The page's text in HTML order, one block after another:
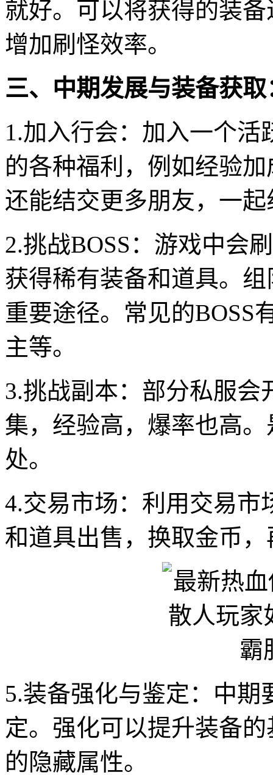
就好。可以将获得的装
增加刷怪效率。
三、中期发展与装备获取
1.加入行会：加入一个
的各种福利，例如经验
还能结交更多朋友，一
2.挑战BOSS：游戏中会
获得稀有装备和道具。
重要途径。常见的BOSS
主等。
3.挑战副本：部分私服
集，经验高，爆率也高
处。
4.交易市场：利用交易市
和道具出售，换取金币
5.装备强化与鉴定：中
定。强化可以提升装备
的隐藏属性。